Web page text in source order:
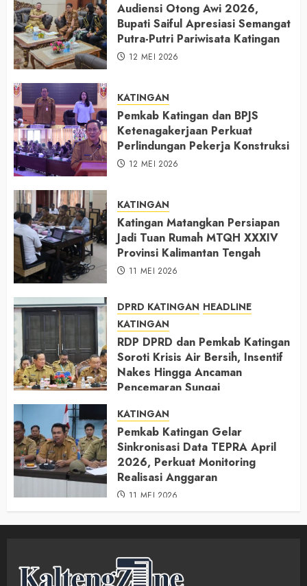
Audiensi Otong Awi 2026,
Bupati Saiful Apresiasi Semangat
Putra-Putri Pariwisata Katingan
12 MEI 2026
KATINGAN
Pemkab Katingan dan BPJS
Ketenagakerjaan Perkuat
Perlindungan Pekerja Konstruksi
12 MEI 2026
KATINGAN
Katingan Matangkan Persiapan
Jadi Tuan Rumah MTQH XXXIV
Provinsi Kalimantan Tengah
11 MEI 2026
DPRD KATINGAN HEADLINE
KATINGAN
RDP DPRD dan Pemkab Katingan
Soroti Krisis Air Bersih, Insentif
Nakes Hingga Ancaman
Pencemaran Sungai
KATINGAN
Pemkab Katingan Gelar
Sinkronisasi Data TEPRA April
2026, Perkuat Monitoring
Realisasi Anggaran
11 MEI 2026